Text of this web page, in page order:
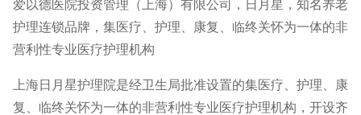
爱以德医院投资管理（上海）有限公司，日月星，知名养老
护理连锁品牌，集医疗、护理、康复、临终关怀为一体的非
营利性专业医疗护理机构
上海日月星护理院是经卫生局批准设置的集医疗、护理、康
复、临终关怀为一体的非营利性专业医疗护理机构，开设齐